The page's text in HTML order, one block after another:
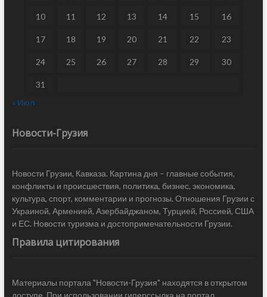
10 11 12 13 14 15 16
17 18 19 20 21 22 23
24 25 26 27 28 29 30
31
« Июл
Новости-Грузия
Новости Грузии, Кавказа. Картина дня – главные события,
конфликты и происшествия, политика, бизнес, экономика,
культура, спорт, комментарии и прогнозы. Отношения Грузии с
Украиной, Арменией, Азербайджаном, Турцией, Россией, США
и ЕС. Новости туризма и достопримечательности Грузии.
Правила цитирования
Материалы портала "Новости-Грузия" находятся в открытом
доступе. При использовании гиперссылка на портал